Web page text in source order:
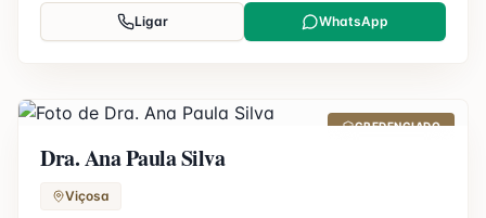
Ligar WhatsApp
CREDENCIADO
Dra. Ana Paula Silva
Viçosa